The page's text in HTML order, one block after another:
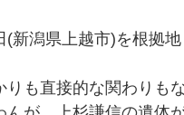
(新潟県上越市)を根拠
りも直接的な関わりも